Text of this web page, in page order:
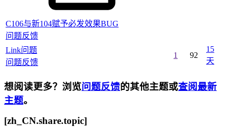
C106与新104赋予必发效果BUG
问题反馈
Link问题
问题反馈
1 92
15
天
想阅读更多？浏览问题反馈的其他主题或查阅最新
主题。
[zh_CN.share.topic]